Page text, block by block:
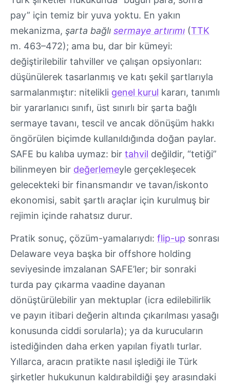
pay” için temiz bir yuva yoktu. En yakın
mekanizma, şarta bağlı sermaye artırımı (TTK
m. 463–472); ama bu, dar bir kümeyi:
değiştirilebilir tahviller ve çalışan opsiyonları:
düşünülerek tasarlanmış ve katı şekil şartlarıyla
sarmalanmıştır: nitelikli genel kurul kararı, tanımlı
bir yararlanıcı sınıfı, üst sınırlı bir şarta bağlı
sermaye tavanı, tescil ve ancak dönüşüm hakkı
öngörülen biçimde kullanıldığında doğan paylar.
SAFE bu kalıba uymaz: bir tahvil değildir, “tetiği”
bilinmeyen bir değerlemeyle gerçekleşecek
gelecekteki bir finansmandır ve tavan/iskonto
ekonomisi, sabit şartlı araçlar için kurulmuş bir
rejimin içinde rahatsız durur.
Pratik sonuç, çözüm-yamalarıydı: flip-up sonrası
Delaware veya başka bir offshore holding
seviyesinde imzalanan SAFE’ler; bir sonraki
turda pay çıkarma vaadine dayanan
dönüştürülebilir yan mektuplar (icra edilebilirlik
ve payın itibari değerin altında çıkarılması yasağı
konusunda ciddi sorularla); ya da kurucuların
istediğinden daha erken yapılan fiyatlı turlar.
Yıllarca, aracın pratikte nasıl işlediği ile Türk
şirketler hukukunun kaldırabildiği şey arasındaki